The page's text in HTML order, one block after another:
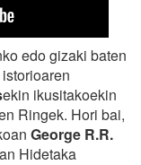
edo gizaki baten
ekin ikusitakoekin
Ringek. Hori bai,
George R.R.
Hidetaka